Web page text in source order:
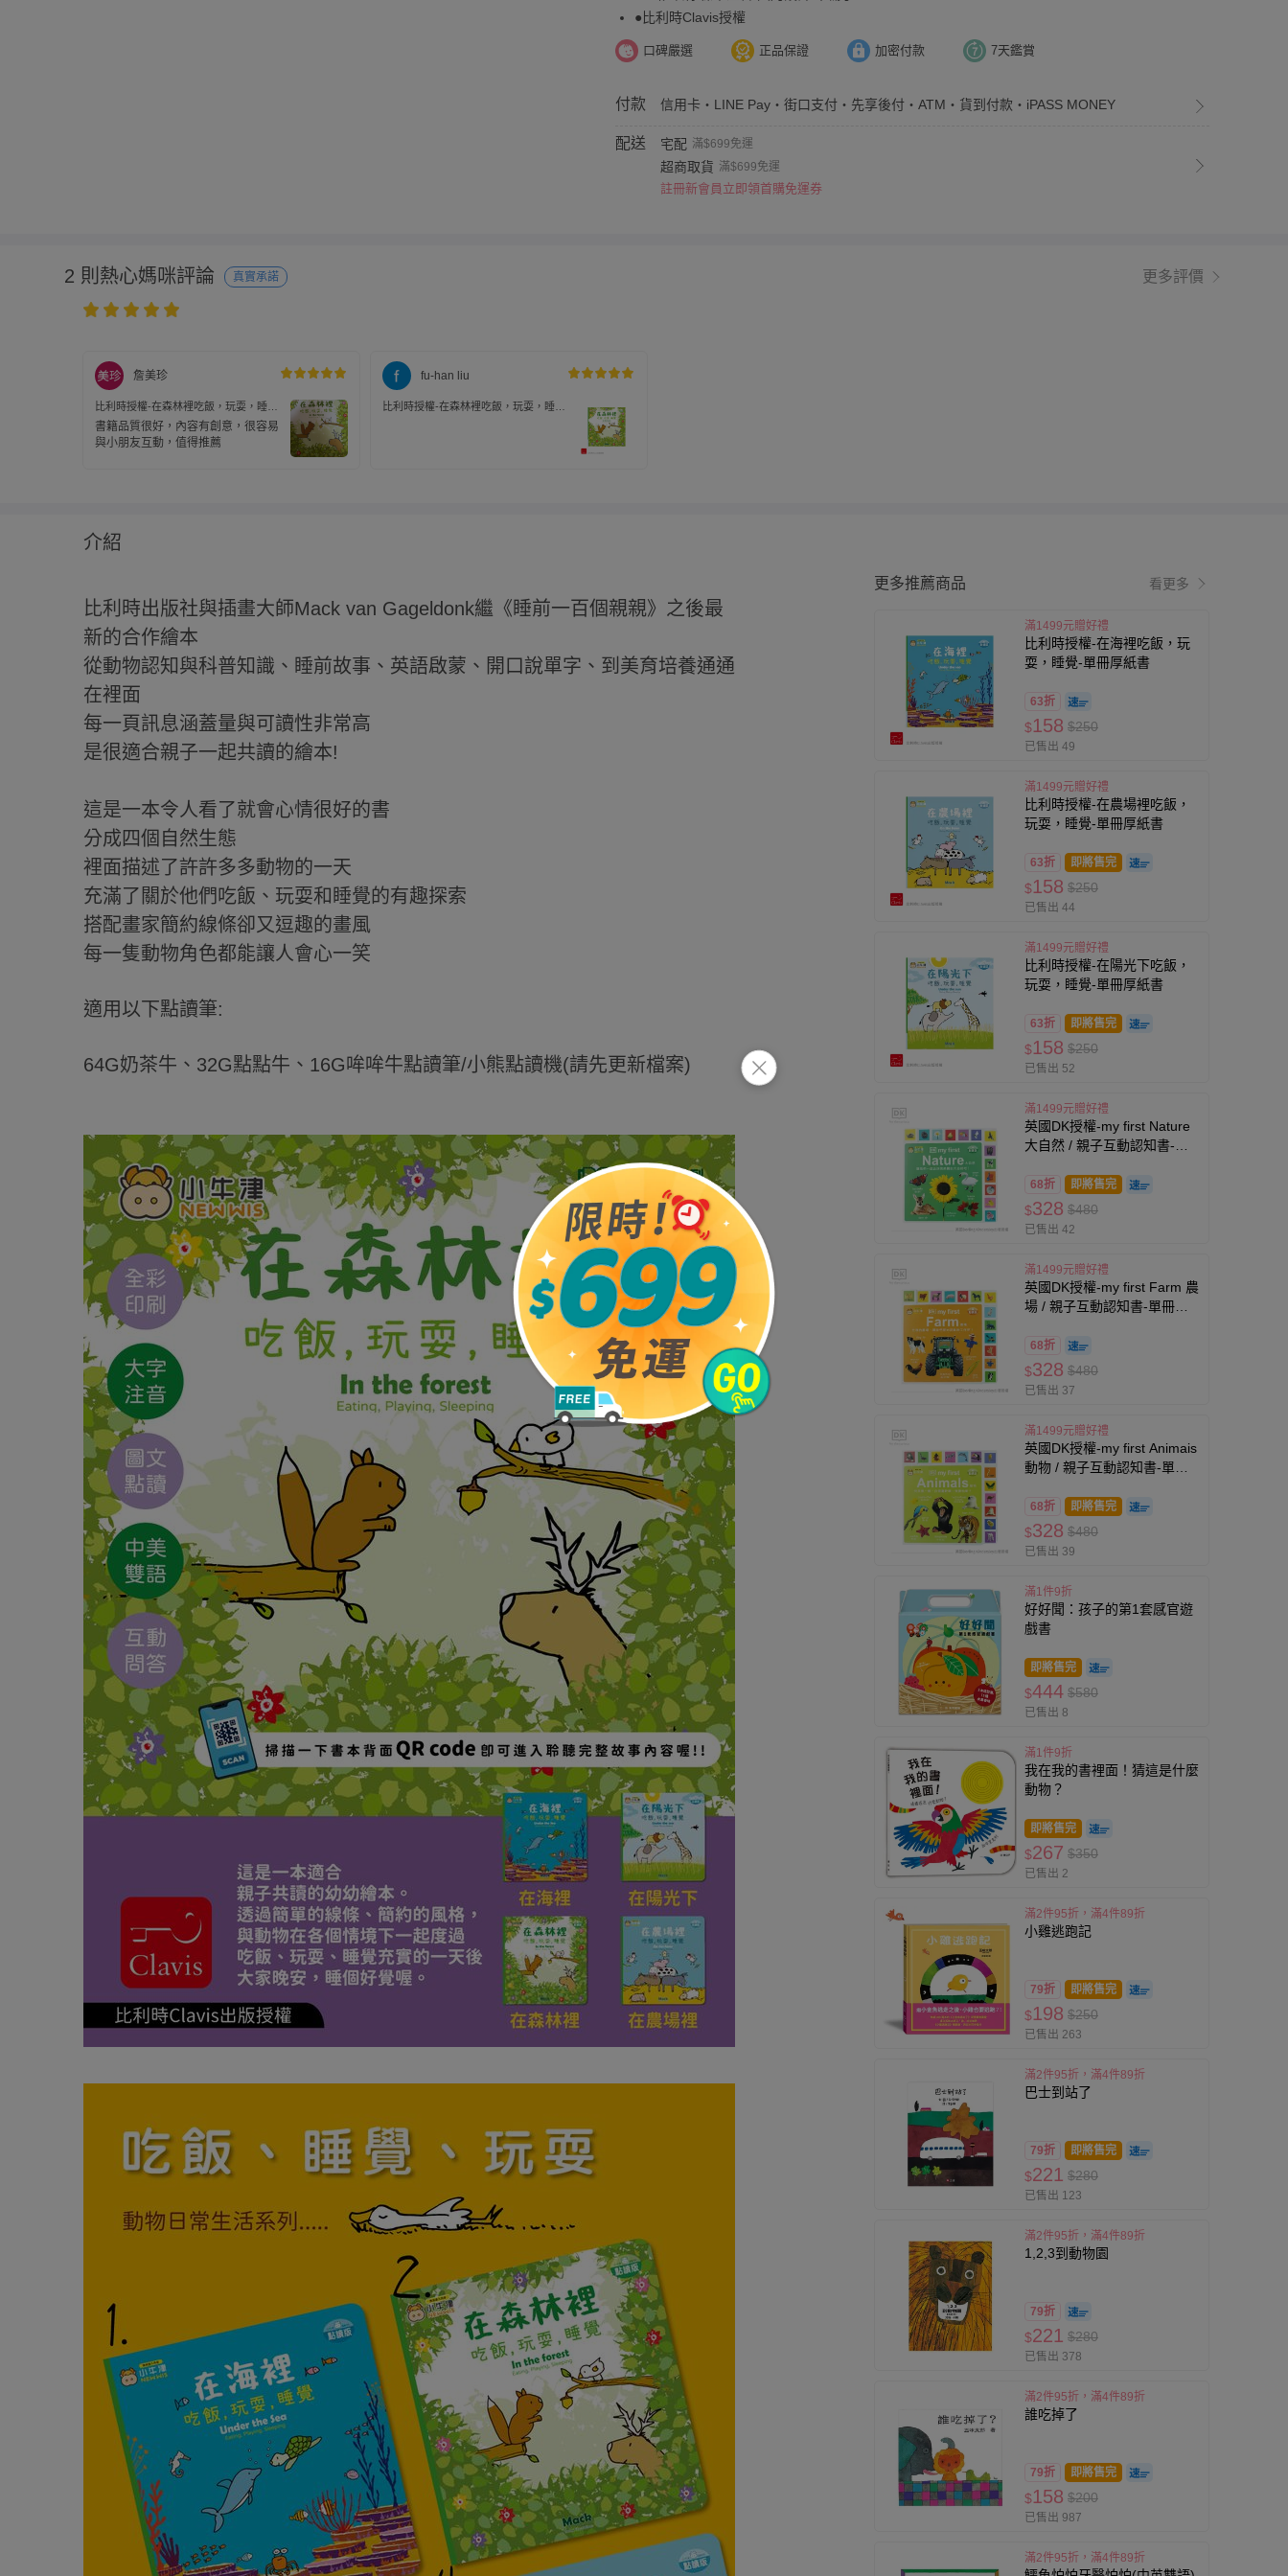
●比利時Clavis授權
口碑嚴選 正品保證 加密付款 7天鑑賞
付款 信用卡・LINE Pay・街口支付・先享後付・ATM・貨到付款・iPASS MONEY
配送 宅配 滿$699免運
超商取貨 滿$699免運
註冊新會員立即領首購免運券
2 則熱心媽咪評論 真實承諾 更多評價
詹美珍
比利時授權-在森林裡吃飯，玩耍，睡
覺-單冊厚紙書
書籍品質很好，內容有創意，很容易
與小朋友互動，值得推薦
fu-han liu
比利時授權-在森林裡吃飯，玩耍，睡
介紹
比利時出版社與插畫大師Mack van Gageldonk繼《睡前一百個親親》之後最
新的合作繪本
從動物認知與科普知識、睡前故事、英語啟蒙、開口說單字、到美育培養通通
在裡面
每一頁訊息涵蓋量與可讀性非常高
是很適合親子一起共讀的繪本!
這是一本令人看了就會心情很好的書
分成四個自然生態
裡面描述了許許多多動物的一天
充滿了關於他們吃飯、玩耍和睡覺的有趣探索
搭配畫家簡約線條卻又逗趣的畫風
每一隻動物角色都能讓人會心一笑
適用以下點讀筆:
64G奶茶牛、32G點點牛、16G哞哞牛點讀筆/小熊點讀機(請先更新檔案)
更多推薦商品 看更多
滿1499元贈好禮
比利時授權-在海裡吃飯，玩
耍，睡覺-單冊厚紙書
63折
$158 $250
已售出 49
滿1499元贈好禮
比利時授權-在農場裡吃飯，
玩耍，睡覺-單冊厚紙書
63折 即將售完
$158 $250
已售出 44
滿1499元贈好禮
比利時授權-在陽光下吃飯，
玩耍，睡覺-單冊厚紙書
63折 即將售完
$158 $250
已售出 52
滿1499元贈好禮
英國DK授權-my first Nature
大自然 / 親子互動認知書-單
68折 即將售完
$328 $480
已售出 42
滿1499元贈好禮
英國DK授權-my first Farm 農
場 / 親子互動認知書-單冊厚
68折
$328 $480
已售出 37
滿1499元贈好禮
英國DK授權-my first Animais
動物 / 親子互動認知書-單冊
68折 即將售完
$328 $480
已售出 39
滿1件9折
好好聞：孩子的第1套感官遊
戲書
即將售完
$444 $580
已售出 8
滿1件9折
我在我的書裡面！猜這是什麼
動物？
即將售完
$267 $350
已售出 2
滿2件95折，滿4件89折
小雞逃跑記
79折 即將售完
$198 $250
已售出 263
滿2件95折，滿4件89折
巴士到站了
79折 即將售完
$221 $280
已售出 123
滿2件95折，滿4件89折
1,2,3到動物園
79折
$221 $280
已售出 378
滿2件95折，滿4件89折
誰吃掉了
79折 即將售完
$158 $200
已售出 987
滿2件95折，滿4件89折